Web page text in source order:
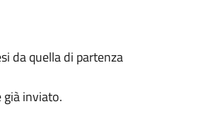
da quella di partenza
inviato.